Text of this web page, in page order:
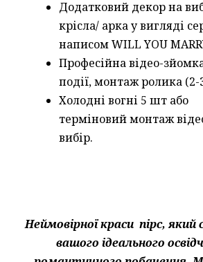
Додатковий декор на
крісла/ арка у вигляді
написомWILL YOU
Професійна відео-
події,монтаж ролика (2-
Холодні вогні 5 шт або
терміновиймонтаж
вибір.
Неймовірної краси пірс,
вашого ідеального